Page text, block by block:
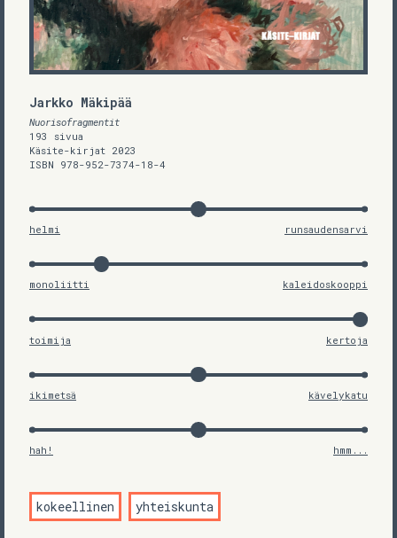
Jarkko Mäkipää
Nuorisofragmentit
193 sivua
Käsite-kirjat 2023
ISBN 978-952-7374-18-4
helmi runsaudensarvi
monoliitti kaleidoskooppi
toimija kertoja
ikimetsä kävelykatu
hah! hmm...
kokeellinen yhteiskunta